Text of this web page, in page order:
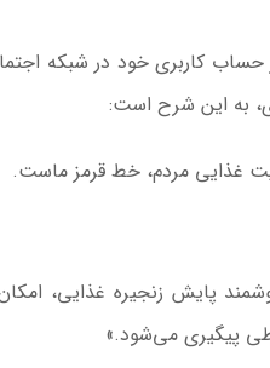
حساب کاربری خود در شبکه
به این شرح است:
غذایی مردم، خط قرمز ماست.
پایش زنجیره غذایی،
پیگیری می‌شود.»